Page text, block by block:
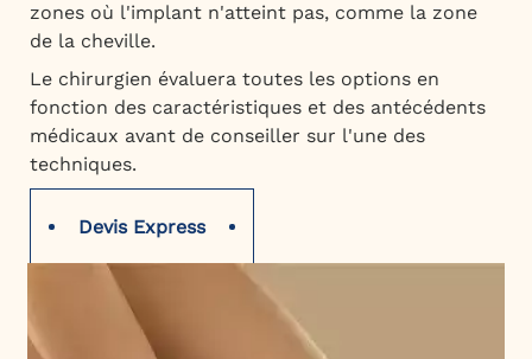
zones où l'implant n'atteint pas, comme la zone
de la cheville.
Le chirurgien évaluera toutes les options en
fonction des caractéristiques et des antécédents
médicaux avant de conseiller sur l'une des
techniques.
Devis Express